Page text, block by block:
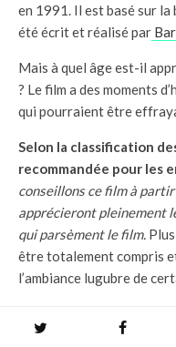
en 1991. Il est basé sur la
été écrit et réalisé par
Mais à quel âge est-il
? Le film a des moments
qui pourraient être
Selon la classification
recommandée pour les
conseillons ce film à
apprécieront pleinement
qui parsèment le film.
être totalement compris
l’ambiance lugubre de
contient quelques